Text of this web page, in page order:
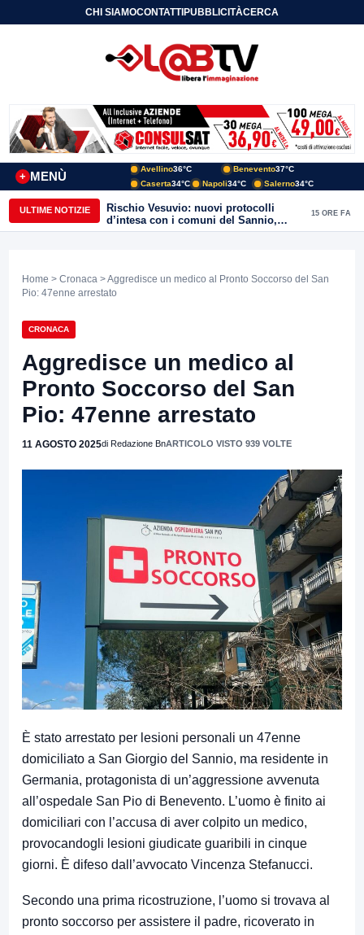
CHI SIAMOCONTATTIPUBBLICITÀCERCA
MENÙ
+
Avellino36°C Benevento37°C
Caserta34°C Napoli34°C Salerno34°C
ULTIME NOTIZIE
Rischio Vesuvio: nuovi protocolli
d’intesa con i comuni del Sannio,
firmato il protocollo con Arpaise
15 ORE FA
Home > Cronaca > Aggredisce un medico al Pronto Soccorso del San
Pio: 47enne arrestato
CRONACA
Aggredisce un medico al
Pronto Soccorso del San
Pio: 47enne arrestato
11 AGOSTO 2025di Redazione BnARTICOLO VISTO 939 VOLTE
È stato arrestato per lesioni personali un 47enne
domiciliato a San Giorgio del Sannio, ma residente in
Germania, protagonista di un’aggressione avvenuta
all’ospedale San Pio di Benevento. L’uomo è finito ai
domiciliari con l’accusa di aver colpito un medico,
provocandogli lesioni giudicate guaribili in cinque
giorni. È difeso dall’avvocato Vincenza Stefanucci.
Secondo una prima ricostruzione, l’uomo si trovava al
pronto soccorso per assistere il padre, ricoverato in